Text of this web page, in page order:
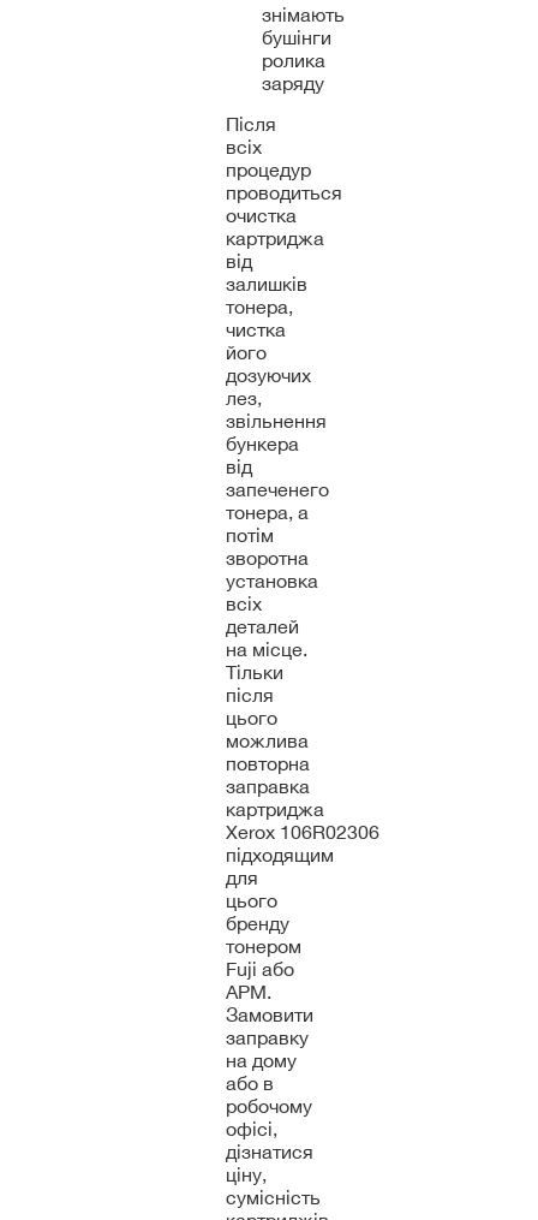
знімають
бушінги
ролика
заряду
Після
всіх
процедур
проводиться
очистка
картриджа
від
залишків
тонера,
чистка
його
дозуючих
лез,
звільнення
бункера
від
запеченего
тонера, а
потім
зворотна
установка
всіх
деталей
на місце.
Тільки
після
цього
можлива
повторна
заправка
картриджа
Xerox 106R02306
підходящим
для
цього
бренду
тонером
Fuji або
APM.
Замовити
заправку
на дому
або в
робочому
офісі,
дізнатися
ціну,
сумісність